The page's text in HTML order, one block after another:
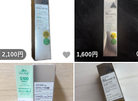
2,100 円 いいね！
1,600円